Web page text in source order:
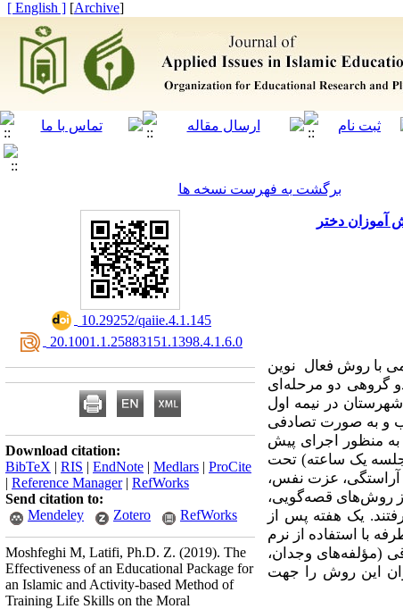
[
Archive
]
[ English ]
برگشت به فهرست نسخه ها
آموزان دختر
با روش فعال نوین
گروهی دو مرحله‌ای
در نیمه اول
و به ‌‌صورت تصادفی
به منظور اجرای پیش
(به صورت هفته ای دو جلسه یک ساعته) تحت
آراستگی، عزت نفس،
روش‌های قصه‌گویی،
یک هفته پس از
با استفاده از نرم
(مؤلفه‌های وجدان،
این روش را جهت
‎ 10.29252/qaiie.4.1.145
‎ 20.1001.1.25883151.1398.4.1.6.0
Download citation:
BibTeX | RIS | EndNote | Medlars | ProCite
| Reference Manager| RefWorks
Send citation to:
Mendeley
Zotero RefWorks
Moshfeghi M, Latifi, Ph.D. Z. (2019). The
Effectiveness of an Educational Package for
an Islamic and Activity-based Method of
Training Life Skills on the Moral